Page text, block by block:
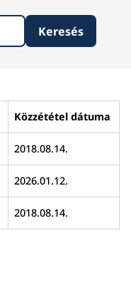
Közzététel dátuma
2018.08.14.
2026.01.12.
2018.08.14.